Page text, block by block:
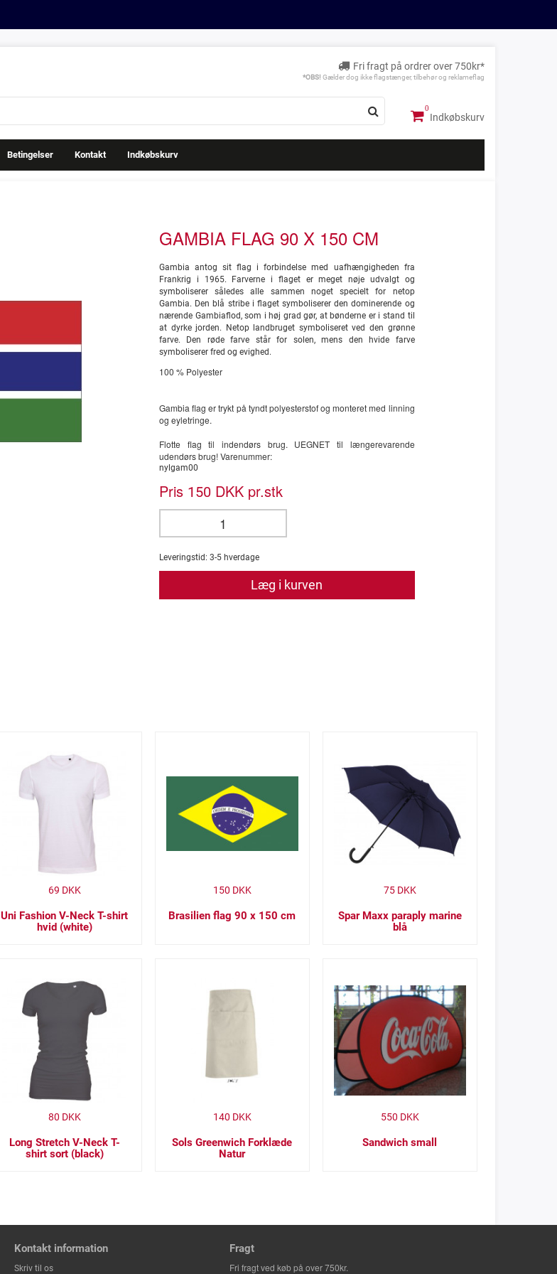
Fri fragt på ordrer over 750kr*
*OBS! Gælder dog ikke flagstænger, tilbehør og reklameflag
Indkøbskurv
Betingelser Kontakt Indkøbskurv
GAMBIA FLAG 90 X 150 CM
Gambia antog sit flag i forbindelse med uafhængigheden fra
Frankrig i 1965. Farverne i flaget er meget nøje udvalgt og
symboliserer således alle sammen noget specielt for netop
Gambia. Den blå stribe i flaget symboliserer den dominerende og
nærende Gambiaflod, som i høj grad gør, at bønderne er i stand til
at dyrke jorden. Netop landbruget symboliseret ved den grønne
farve. Den røde farve står for solen, mens den hvide farve
symboliserer fred og evighed.
100 % Polyester
Gambia flag er trykt på tyndt polyesterstof og monteret med linning
og eyletringe.
Flotte flag til indendørs brug. UEGNET til længerevarende
udendørs brug! Varenummer:
nylgam00
Pris 150 DKK pr.stk
Leveringstid: 3-5 hverdage
Læg i kurven
Uni Fashion V-Neck T-shirt
hvid (white)
69 DKK
Brasilien flag 90 x 150 cm
150 DKK
Spar Maxx paraply marine
blå
75DKK
Long Stretch V-Neck T-
shirt sort (black)
80 DKK
Sols Greenwich Forklæde
Natur
140 DKK
Sandwich small
550 DKK
Kontakt information
Skriv til os
Fragt
Fri fragt ved køb på over 750kr.